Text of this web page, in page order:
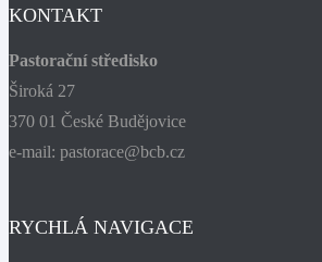
KONTAKT
Pastorační středisko
Široká 27
370 01 České Budějovice
e-mail: pastorace@bcb.cz
RYCHLÁ NAVIGACE